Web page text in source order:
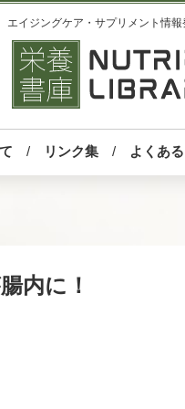
エイジングケア・サプリメント情
リンク集 よくあ
内に！